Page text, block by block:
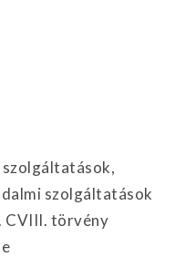
szolgáltatások
CVIII. törvény